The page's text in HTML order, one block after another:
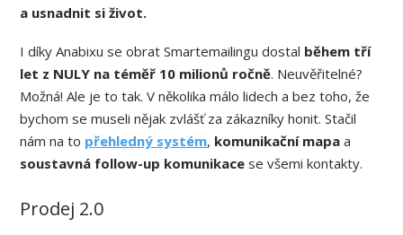
a usnadnit si život.
I díky Anabixu se obrat Smartemailingu dostal během tří
let z NULY na téměř 10 milionů ročně. Neuvěřitelné?
Možná! Ale je to tak. V několika málo lidech a bez toho, že
bychom se museli nějak zvlášť za zákazníky honit. Stačil
nám na to přehledný systém, komunikační mapa a
soustavná follow-up komunikace se všemi kontakty.
Prodej 2.0